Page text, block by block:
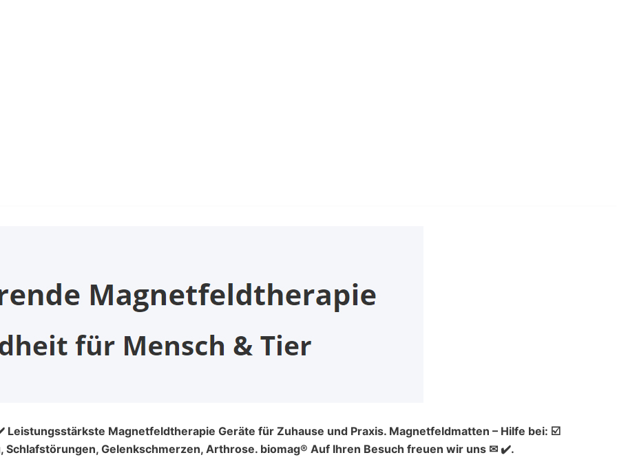
Leistungsstärkste Magnetfeldtherapie Geräte für Zuhause und Praxis. Magnetfeldmatten – Hilfe bei: ☑️
Schlafstörungen, Gelenkschmerzen, Arthrose. biomag® Auf Ihren Besuch freuen wir uns ✉ ✔️.